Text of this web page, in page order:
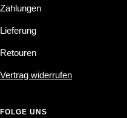
Zahlungen
Lieferung
Retouren
Vertrag widerrufen
FOLGE UNS